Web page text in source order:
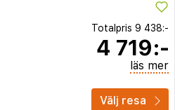
Totalpris 9 438:-
4 719:-
läs mer
Välj resa